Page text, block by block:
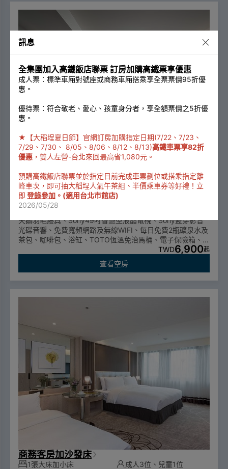
1張小床
成人2位、兒童1位
9坪
有窗
床型：兩小床 90cm*190cm*2
天鵝羽毛寢具、Sony49吋智慧型液晶電視、Sony藍芽影音
光碟音響、免費寬頻網路及無線WIFI、每日免費2瓶礦泉水及
茶包、咖啡包、浴缸、TOTO恆溫免治馬桶、電子保險箱、靜
音冰箱、電熱水壼、吹風機、床頭鬧鐘、膠囊咖啡機
為配合政府一次性備品使用政策，自2025年1月1日起不提供
TWD6,900起
查看空房
商務客房加沙發床
1張大床加小床
成人3位、兒童1位
訊息
全集團加入高鐵飯店聯票 訂房加購高鐵票享優惠
成人票：標準車廂對號座或商務車廂搭乘享全票票價95折優
惠。
優待票：符合敬老、愛心、孩童身分者，享全額票價之5折優
惠。
★【大稻埕夏日節】官網訂房加購指定日期(7/22、7/23、
7/29、7/30、 8/05、8/06、8/12、8/13)高鐵車票享82折
優惠 ，雙人左營-台北來回最高省1,080元。
預購高鐵飯店聯票並於指定日前完成車票劃位或搭乘指定離
峰車次，即可抽大稻埕人氣午茶組、半價乘車券等好禮！立
即 登錄參加 。(適用台北市館店)
2026/05/28